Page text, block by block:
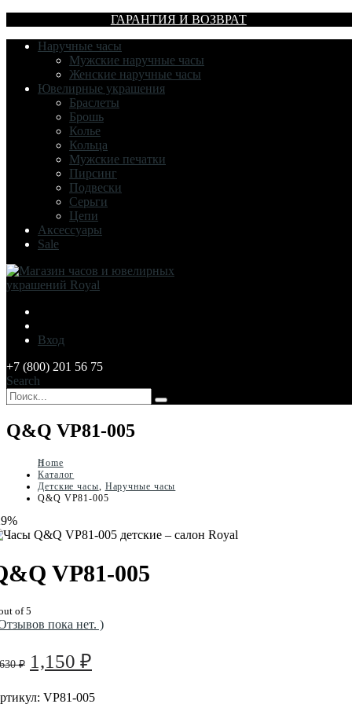
ГАРАНТИЯ И ВОЗВРАТ
Наручные часы
Мужские наручные часы
Женские наручные часы
Ювелирные украшения
Браслеты
Брошь
Колье
Кольца
Мужские печатки
Пирсинг
Подвески
Серьги
Цепи
Аксессуары
Sale
Вход
+7 (800) 201 56 75
Search
Q&Q VP81-005
Home
Каталог
Детские часы, Наручные часы
Q&Q VP81-005
VP81-005
of 5
пока нет. )
₽ Первоначальная
составляла
1,150 ₽
1,150 ₽.
VP81-005